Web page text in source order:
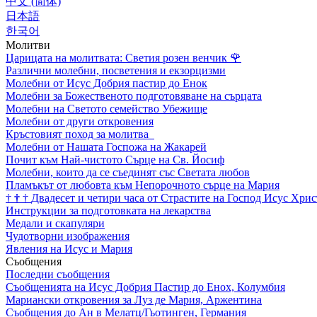
日本語
한국어
Молитви
Царицата на молитвата: Светия розен венчик 🌹
Различни молебни, посветения и екзорцизми
Молебни от Исус Добрия пастир до Енок
Молебни за Божественото подготовяване на сърцата
Молебни на Светото семейство Убежище
Молебни от други откровения
Кръстовият поход за молитва
Молебни от Нашата Госпожа на Жакарей
Почит към Най-чистото Сърце на Св. Йосиф
Молебни, които да се съединят със Светата любов
Пламъкът от любовта към Непорочното сърце на Мария
† † † Двадесет и четири часа от Страстите на Господ Исус
Инструкции за подготовката на лекарства
Медали и скапуляри
Чудотворни изображения
Явления на Исус и Мария
Съобщения
Последни съобщения
Съобщенията на Исус Добрия Пастир до Енох, Колумбия
Мариански откровения за Луз де Мария, Аржентина
Съобщения до Ан в Мелатц/Гьотинген, Германия